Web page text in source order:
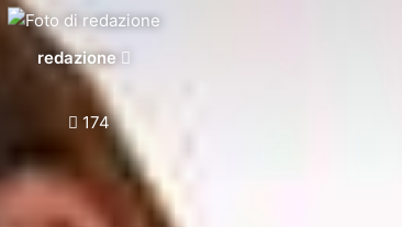
redazione
Invia
174